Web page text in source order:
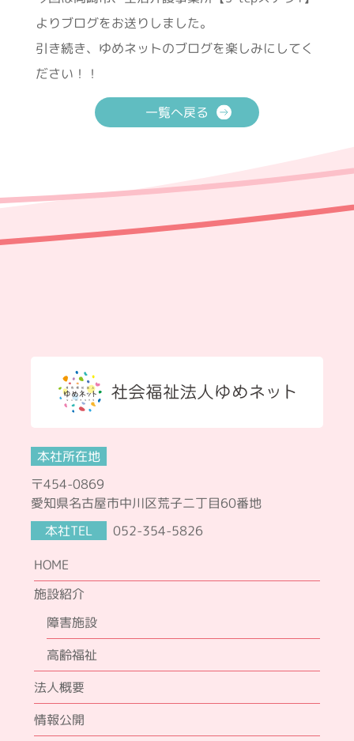
よりブログをお送りしました。
引き続き、ゆめネットのブログを楽しみにしてく
ださい！！
一覧へ戻る
本社所在地
〒454-0869
愛知県名古屋市中川区荒子二丁目60番地
本社TEL
052-354-5826
HOME
施設紹介
障害施設
高齢福祉
法人概要
情報公開